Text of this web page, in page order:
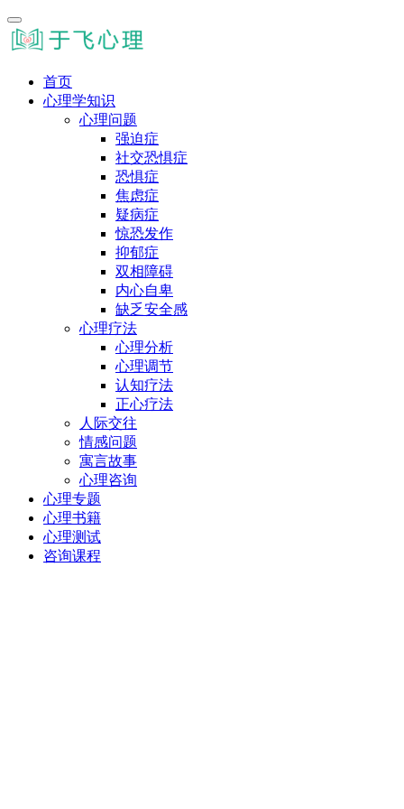
首页
心理学知识
心理问题
强迫症
社交恐惧症
恐惧症
焦虑症
疑病症
惊恐发作
抑郁症
双相障碍
内心自卑
缺乏安全感
心理疗法
心理分析
心理调节
认知疗法
正心疗法
人际交往
情感问题
寓言故事
心理咨询
心理专题
心理书籍
心理测试
咨询课程